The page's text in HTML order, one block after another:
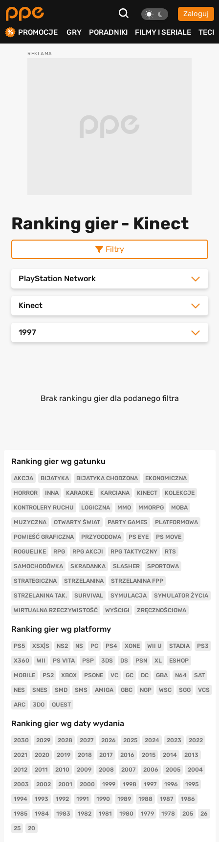
Zaloguj
PROMOCJE GRY PORADNIKI FILMY I SERIALE TECH
Ranking gier - Kinect
Filtry
PlayStation Network
Kinect
1997
Brak rankingu gier dla podanego filtra
Ranking gier wg gatunku
AKCJA BIJATYKA BIJATYKA CHODZONA EKONOMICZNA
HORROR INNA KARAOKE KARCIANA KINECT KOLEKCJE
KONTROLERY RUCHU LOGICZNA MMO MMORPG MOBA
MUZYCZNA OTWARTY ŚWIAT PARTY GAMES PLATFORMOWA
POWIEŚĆ GRAFICZNA PRZYGODOWA PS EYE PS MOVE
ROGUELIKE RPG RPG AKCJI RPG TAKTYCZNY RTS
SAMOCHODÓWKA SKRADANKA SLASHER SPORTOWA
STRATEGICZNA STRZELANINA STRZELANINA FPP
STRZELANINA TAK. SURVIVAL SYMULACJA SYMULATOR ŻYCIA
WIRTUALNA RZECZYWISTOŚĆ WYŚCIGI ZRĘCZNOŚCIOWA
Ranking gier wg platformy
PS5 XSX|S NS2 NS PC PS4 XONE WII U STADIA PS3
X360 WII PS VITA PSP 3DS DS PSN XL ESHOP
MOBILE PS2 XBOX PSONE VC GC DC GBA N64 SAT
NES SNES SMD SMS AMIGA GBC NGP WSC SGG VCS
ARC 3DO QUEST
Ranking gier wg daty wydania
2030 2029 2028 2027 2026 2025 2024 2023 2022
2021 2020 2019 2018 2017 2016 2015 2014 2013
2012 2011 2010 2009 2008 2007 2006 2005 2004
2003 2002 2001 2000 1999 1998 1997 1996 1995
1994 1993 1992 1991 1990 1989 1988 1987 1986
1985 1984 1983 1982 1981 1980 1979 1978 205 26
25 20